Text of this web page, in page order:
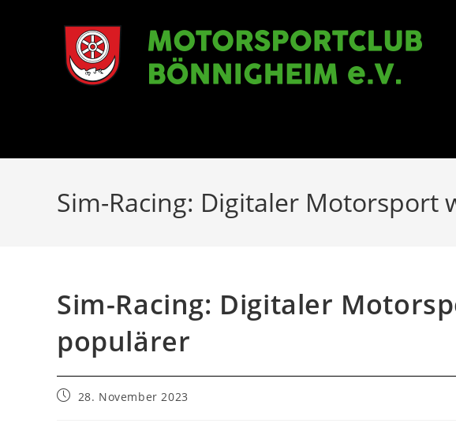
Sim-Racing: Digitaler
Sim-Racing: Digitaler
populärer
Beitrag28. November 2023